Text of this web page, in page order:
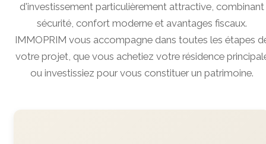
d'investissement particulièrement attractive, combinant
sécurité, confort moderne et avantages fiscaux.
IMMOPRIM vous accompagne dans toutes les étapes
votre projet, que vous achetiez votre résidence
ou investissiez pour vous constituer un patrimoine.